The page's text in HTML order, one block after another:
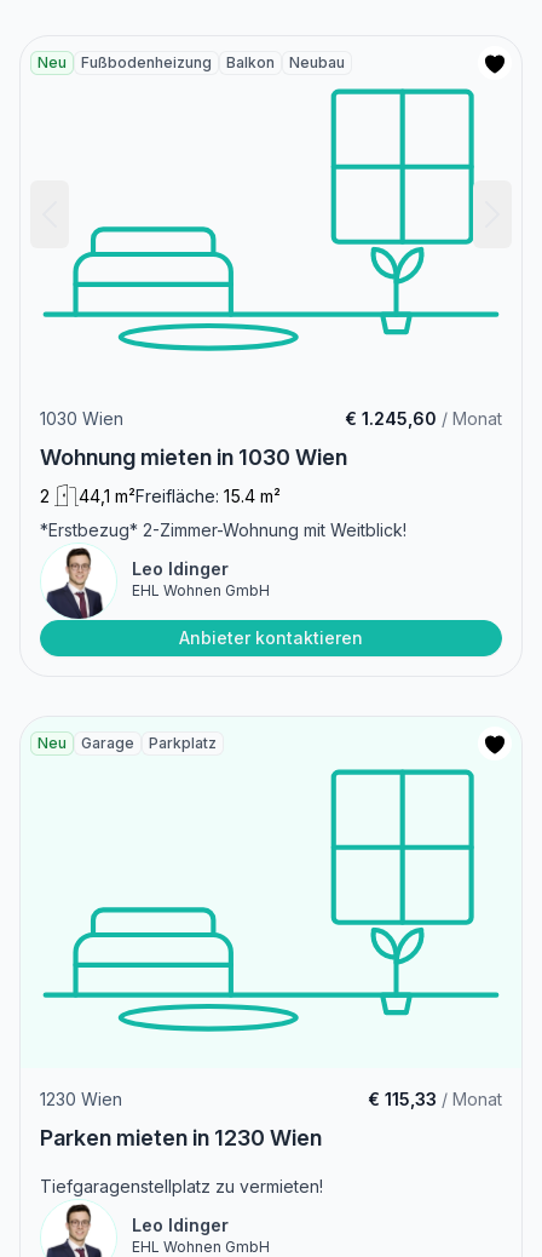
Neu Fußbodenheizung Balkon Neubau
1030 Wien € 1.245,60 / Monat
Wohnung mieten in 1030 Wien
2 44,1 m²Freifläche: 15.4 m²
*Erstbezug* 2-Zimmer-Wohnung mit Weitblick!
Leo Idinger
EHL Wohnen GmbH
Anbieter kontaktieren
Neu Garage Parkplatz
1230 Wien € 115,33 / Monat
Parken mieten in 1230 Wien
Tiefgaragenstellplatz zu vermieten!
Leo Idinger
EHL Wohnen GmbH